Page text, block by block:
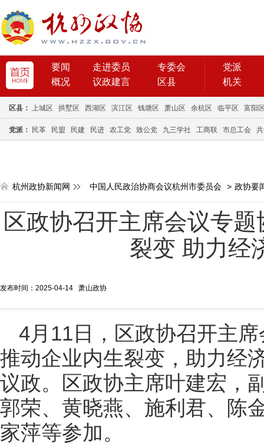
要闻 走进委员
专委会
概况
议政建言 区县
党派
机关
区县： 上城区 拱墅区 西湖区 滨江区 钱塘区 萧山区 余杭区 临平区 富阳
党派： 民革 民盟 民建 民进 农工党 致公党 九三学社 工商联 市总工会
杭州政协新闻网 中国人民政治协商会议杭州市委员会 > 政协要
区政协召开主席会议专
裂变 助力经
发布时间：2025-04-14 萧山政协
4月11日，区政协召开主
推动企业内生裂变，助力经
议政。区政协主席叶建宏，
郭荣、黄晓燕、施利君、陈
家萍等参加。